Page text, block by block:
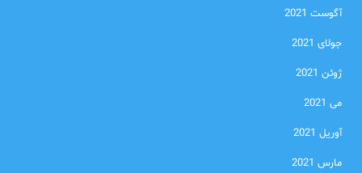
آگوست 2021
جولای 2021
ژوئن 2021
می 2021
آوریل 2021
مارس 2021